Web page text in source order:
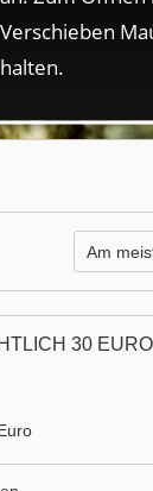
Startseite
Am
30 EURO